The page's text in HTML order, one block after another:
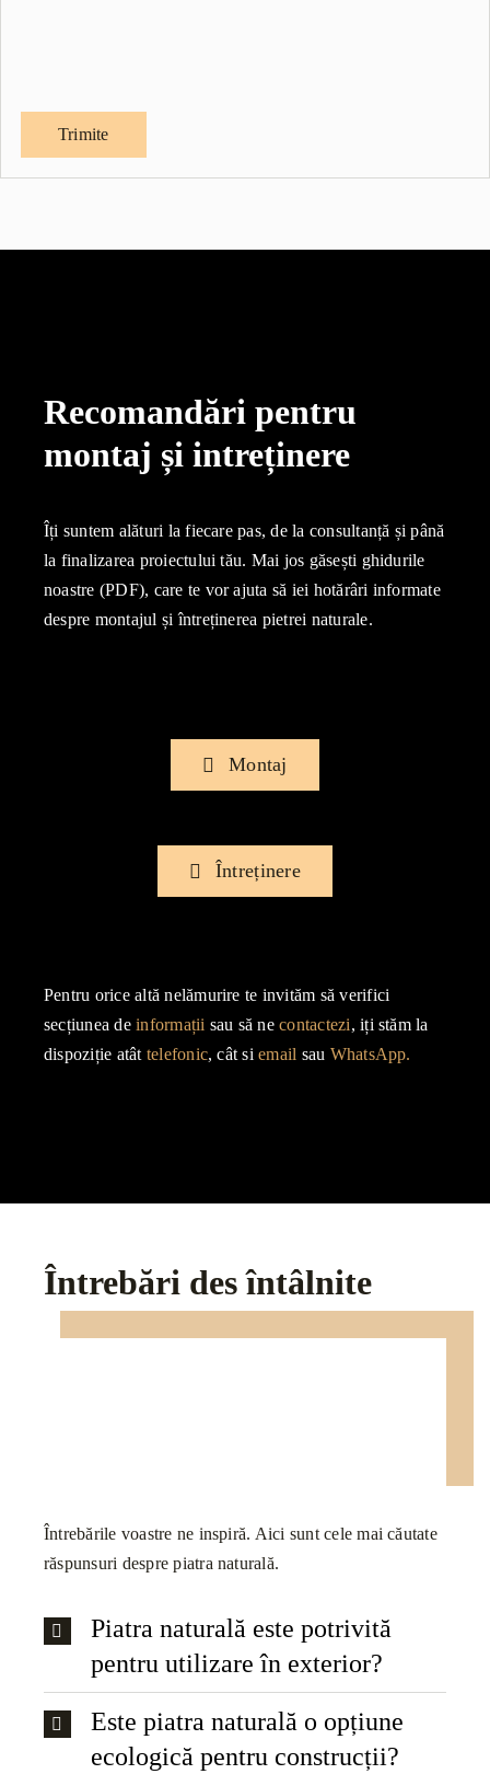
Recomandări pentru
montaj și intreținere
Îți suntem alături la fiecare pas, de la consultanță și până
la finalizarea proiectului tău. Mai jos găsești ghidurile
noastre (PDF), care te vor ajuta să iei hotărâri informate
despre montajul și întreținerea pietrei naturale.
Montaj
Întreținere
Pentru orice altă nelămurire te invităm să verifici
secțiunea deinformații sau să necontactezi, iți stăm la
dispoziție atât telefonic, cât siemail sau WhatsApp.
Întrebări des întâlnite
Întrebările voastre ne inspiră. Aici sunt cele mai căutate
răspunsuri despre piatra naturală.
Piatra naturală este potrivită
pentru utilizare în exterior?
Este piatra naturală o opțiune
ecologică pentru construcții?